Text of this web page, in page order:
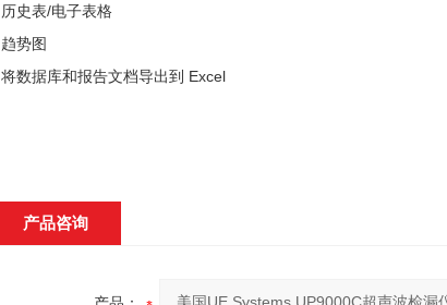
历史表/电子表格
趋势图
将数据库和报告文档导出到 Excel
产品咨询